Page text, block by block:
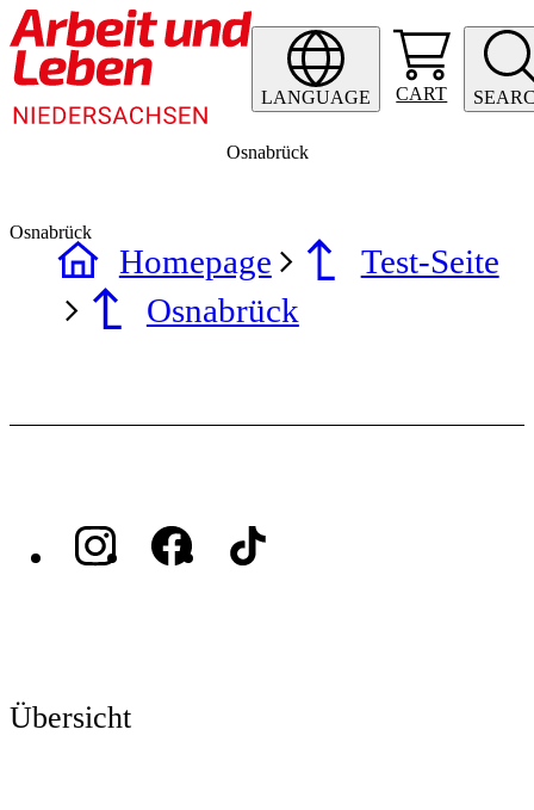
LANGUAGE CART
Osnabrück
Osnabrück
Homepage
Test-Seite
Osnabrück
Übersicht